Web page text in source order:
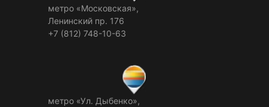
метро «Московская»,
Ленинский пр. 176
+7 (812) 748-10-63
метро «Ул. Дыбенко»,